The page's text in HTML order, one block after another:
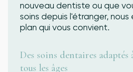
nouveau dentiste ou que
soins depuis l'étranger, nous
plan qui vous convient.
Des soins dentaires
tous les âges